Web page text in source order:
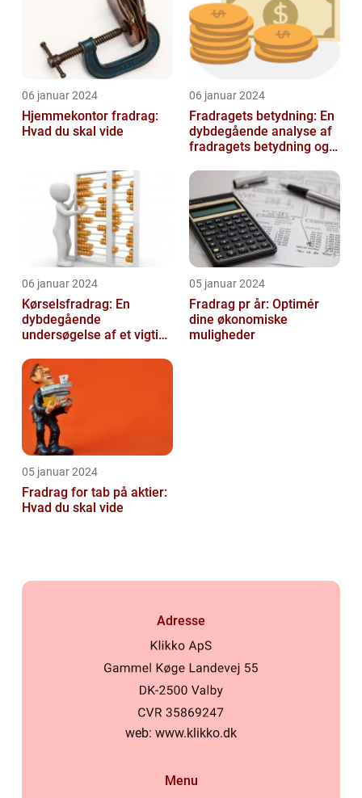
06 januar 2024
Hjemmekontor fradrag:
Hvad du skal vide
06 januar 2024
Fradragets betydning: En
dybdegående analyse af
fradragets betydning og
06 januar 2024
Kørselsfradrag: En
dybdegående
undersøgelse af et vigtigt
05 januar 2024
Fradrag pr år: Optimér
dine økonomiske
muligheder
05 januar 2024
Fradrag for tab på aktier:
Hvad du skal vide
Adresse
web: www.klikko.dk
Menu